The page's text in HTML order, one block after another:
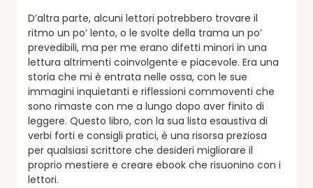
D’altra parte, alcuni lettori potrebbero trovare il
ritmo un po’ lento, o le svolte della trama un po’
prevedibili, ma per me erano difetti minori in una
lettura altrimenti coinvolgente e piacevole. Era una
storia che mi è entrata nelle ossa, con le sue
immagini inquietanti e riflessioni commoventi che
sono rimaste con me a lungo dopo aver finito di
leggere. Questo libro, con la sua lista esaustiva di
verbi forti e consigli pratici, è una risorsa preziosa
per qualsiasi scrittore che desideri migliorare il
proprio mestiere e creare ebook che risuonino con i
lettori.